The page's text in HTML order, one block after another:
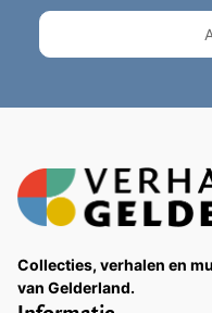
Collecties, verhalen en
van Gelderland.